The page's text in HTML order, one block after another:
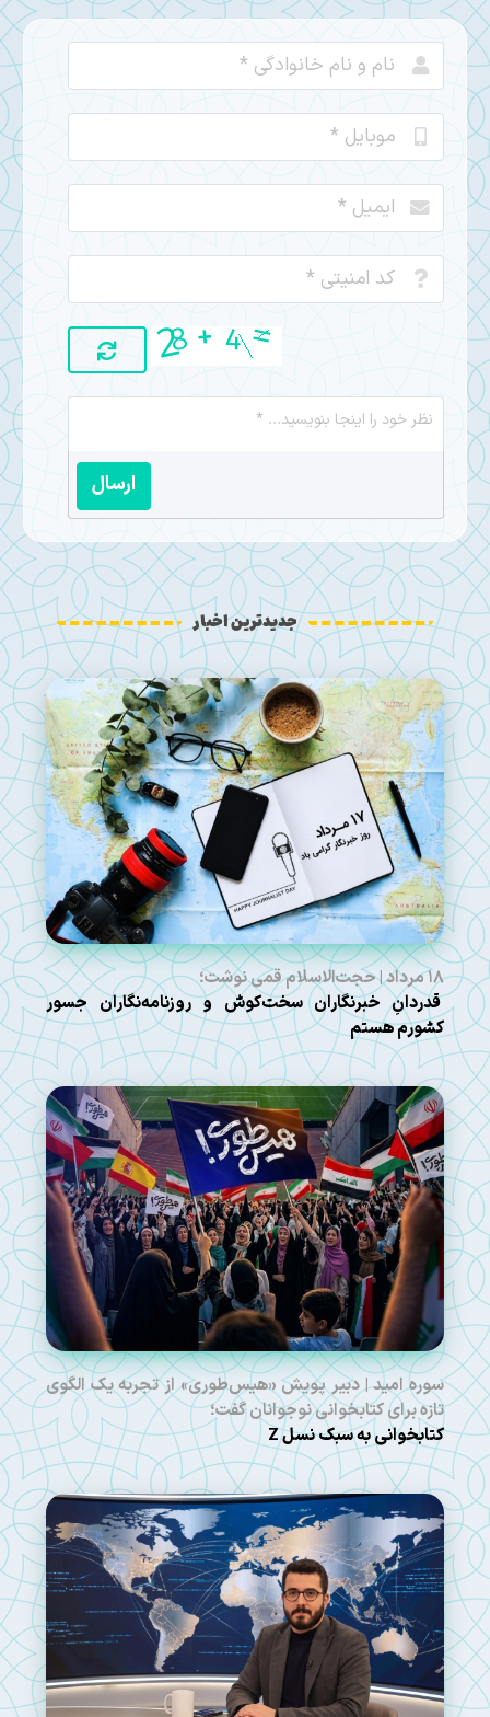
ارسال
جدیدترین اخبار
۱۸ مرداد | حجت‌الاسلام قمی نوشت؛
قدردانِ خبرنگاران سخت‌کوش و روزنامه‌نگاران جسور
کشورم هستم
سوره امید | دبیر پویش «هیس‌طوری» از تجربه یک الگوی
تازه برای کتابخوانی نوجوانان گفت؛
کتابخوانی به سبک نسل Z